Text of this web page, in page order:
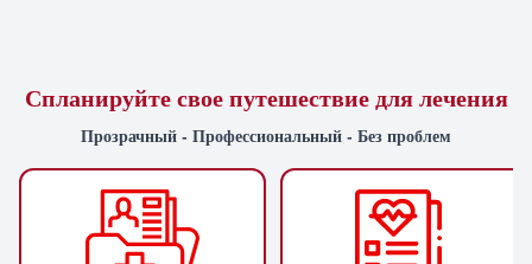
Спланируйте свое путешествие для лечения
Прозрачный - Профессиональный - Без проблем